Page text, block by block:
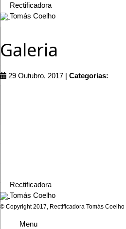
Rectificadora
Tomás Coelho
Galeria
29 Outubro, 2017 |Categorias:
Rectificadora
Tomás Coelho
© Copyright 2017, Rectificadora Tomás Coelho
Menu